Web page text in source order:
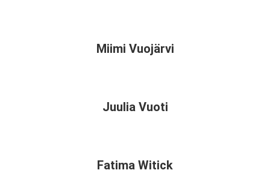
Miimi Vuojärvi
Juulia Vuoti
Fatima Witick